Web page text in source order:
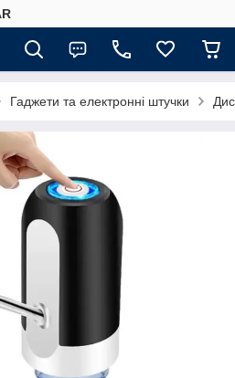
Гаджети та електронні штучки